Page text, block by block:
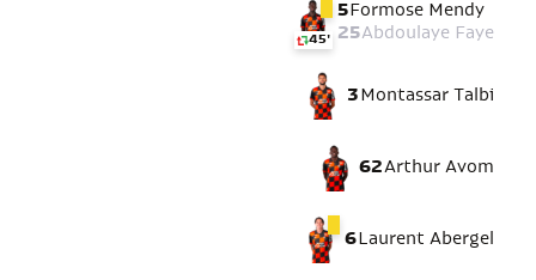
Formose Mendy
5
Abdoulaye Faye
25
45'
Montassar Talbi
3
Arthur Avom
62
Laurent Abergel
6